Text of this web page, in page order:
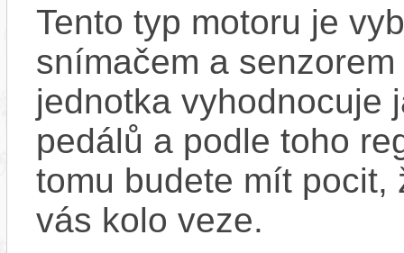
Tento typ motoru je
snímačem a
jednotka vyhodnocuje
pedálů a podle toho
tomu budete mít pocit,
vás kolo veze.